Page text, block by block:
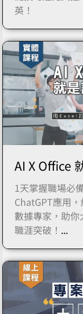
英！
AI X Office
1天掌握職場必
ChatGPT應用
數據專家，助
職涯突破！ ...